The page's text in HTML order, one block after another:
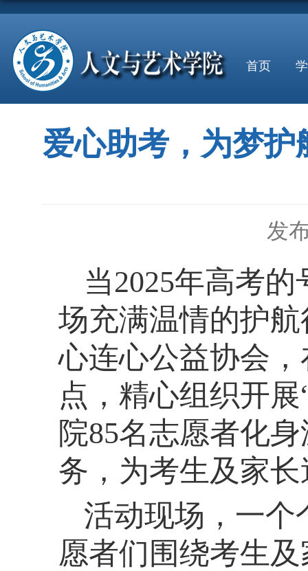
首页
爱心助考，为梦
发
当2025年高考
场充满温情的护
心连心公益协会
点， 精心组织开展
院85名志愿者化
务，为考生及家
活动现场，一个
愿者们围绕考生